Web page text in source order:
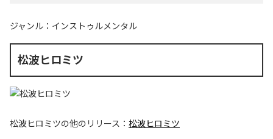
ジャンル： インストゥルメンタル
松波ヒロミツ
松波ヒロミツの他のリリース： 松波ヒロミツ